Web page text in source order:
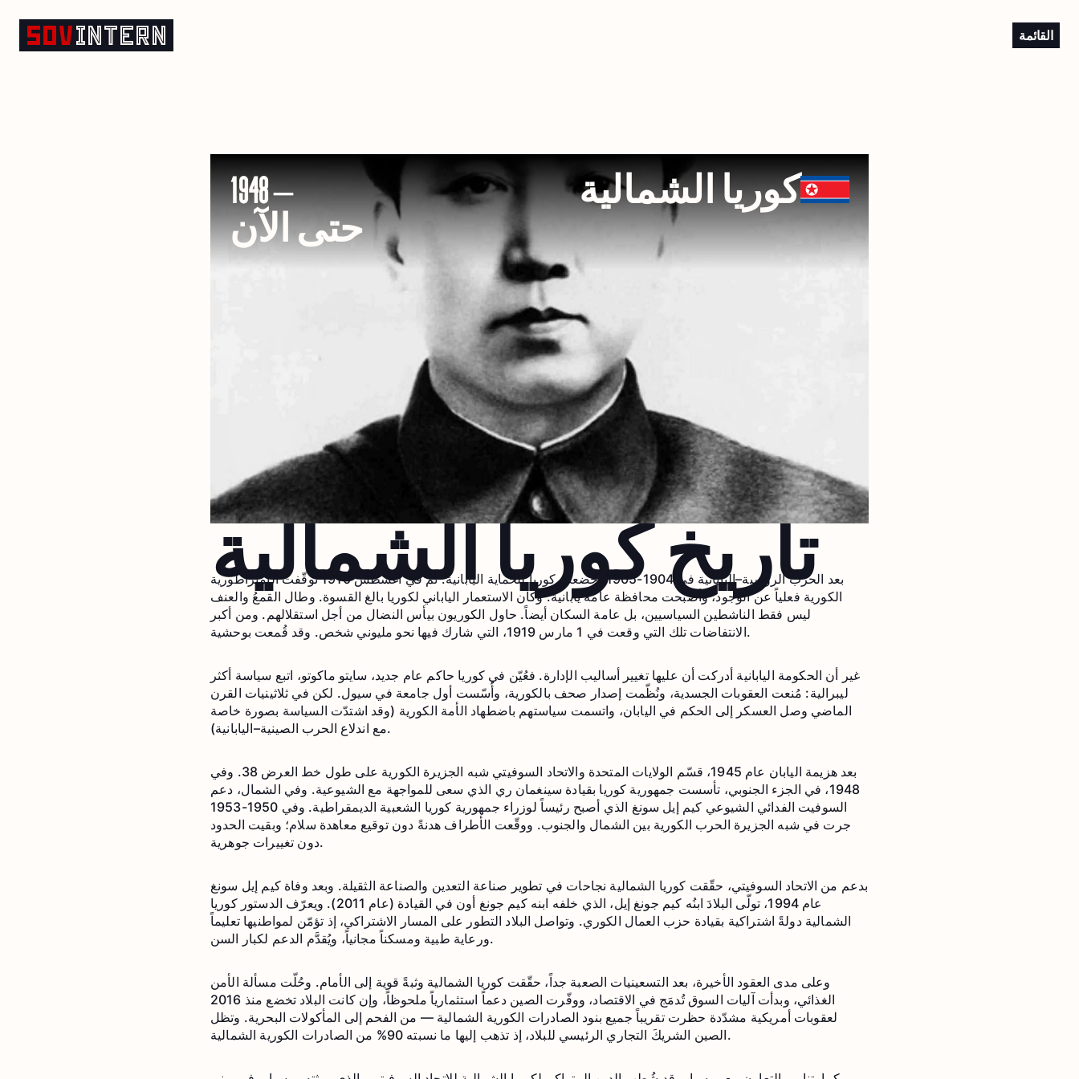
القائمة
تاريخ كوريا الشمالية
1948 –
حتى الآن
كوريا الشمالية
تاريخ كوريا الشمالية
بعد الحرب الروسية–اليابانية في 1904-1905، خضعت كوريا للحماية اليابانية. ثم في أغسطس 1910 توقّفت الإمبراطورية
الكورية فعلياً عن الوجود، وأصبحت محافظة عامة يابانية. وكان الاستعمار الياباني لكوريا بالغ القسوة. وطال القمعُ والعنف
ليس فقط الناشطين السياسيين، بل عامة السكان أيضاً. حاول الكوريون بيأس النضال من أجل استقلالهم. ومن أكبر
الانتفاضات تلك التي وقعت في 1 مارس 1919، التي شارك فيها نحو مليوني شخص. وقد قُمعت بوحشية.
غير أن الحكومة اليابانية أدركت أن عليها تغيير أساليب الإدارة. فعُيّن في كوريا حاكم عام جديد، سايتو ماكوتو، اتبع سياسة أكثر
ليبرالية: مُنعت العقوبات الجسدية، ونُظّمت إصدار صحف بالكورية، وأُسّست أول جامعة في سيول. لكن في ثلاثينيات القرن
الماضي وصل العسكر إلى الحكم في اليابان، واتسمت سياستهم باضطهاد الأمة الكورية (وقد اشتدّت السياسة بصورة خاصة
مع اندلاع الحرب الصينية–اليابانية).
بعد هزيمة اليابان عام 1945، قسّم الولايات المتحدة والاتحاد السوفيتي شبه الجزيرة الكورية على طول خط العرض 38. وفي
1948، في الجزء الجنوبي، تأسست جمهورية كوريا بقيادة سينغمان ري الذي سعى للمواجهة مع الشيوعية. وفي الشمال، دعم
السوفيت الفدائي الشيوعي كيم إيل سونغ الذي أصبح رئيساً لوزراء جمهورية كوريا الشعبية الديمقراطية. وفي 1950-1953
جرت في شبه الجزيرة الحرب الكورية بين الشمال والجنوب. ووقّعت الأطراف هدنةً دون توقيع معاهدة سلام؛ وبقيت الحدود
دون تغييرات جوهرية.
بدعم من الاتحاد السوفيتي، حقّقت كوريا الشمالية نجاحات في تطوير صناعة التعدين والصناعة الثقيلة. وبعد وفاة كيم إيل سونغ
عام 1994، تولّى البلادَ ابنُه كيم جونغ إيل، الذي خلفه ابنه كيم جونغ أون في القيادة (عام 2011). ويعرّف الدستور كوريا
الشمالية دولةً اشتراكية بقيادة حزب العمال الكوري. وتواصل البلاد التطور على المسار الاشتراكي، إذ تؤمّن لمواطنيها تعليماً
ورعاية طبية ومسكناً مجانياً، ويُقدَّم الدعم لكبار السن.
وعلى مدى العقود الأخيرة، بعد التسعينيات الصعبة جداً، حقّقت كوريا الشمالية وثبةً قوية إلى الأمام. وحُلّت مسألة الأمن
الغذائي، وبدأت آليات السوق تُدمَج في الاقتصاد، ووفّرت الصين دعماً استثمارياً ملحوظاً، وإن كانت البلاد تخضع منذ 2016
لعقوبات أمريكية مشدّدة حظرت تقريباً جميع بنود الصادرات الكورية الشمالية — من الفحم إلى المأكولات البحرية. وتظل
الصين الشريكَ التجاري الرئيسي للبلاد، إذ تذهب إليها ما نسبته 90% من الصادرات الكورية الشمالية.